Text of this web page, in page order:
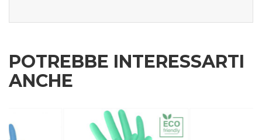
POTREBBE INTERESSARTI
ANCHE